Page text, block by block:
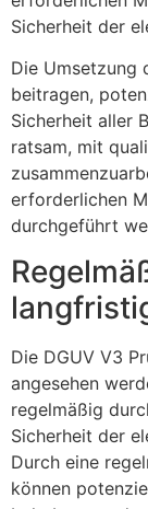
Sicherheit der
Die Umsetzung
beitragen,
Sicherheit aller
ratsam, mit
erforderlichen
durchgeführt
Die DGUV V3
angesehen
regelmäßig
Sicherheit der
Durch eine
können